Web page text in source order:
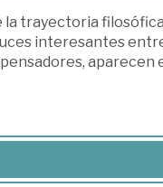
trayectoria
interesantes
aparecen